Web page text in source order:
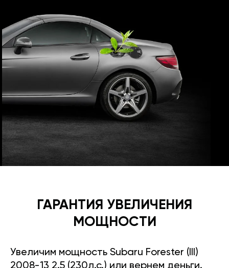
ГАРАНТИЯ УВЕЛИЧЕНИЯ
МОЩНОСТИ
Увеличим мощность Subaru Forester (III)
2008-13 2.5 (230л.с.) или вернем деньги.